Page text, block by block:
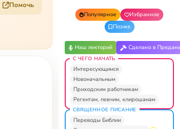
Помочь
Популярное
Избранное
Позже
Наш лекторий Сделано в
С ЧЕГО НАЧАТЬ
Интересующимся
Новоначальным
Приходским работникам
Регентам, певчим, клирошанам
СВЯЩЕННОЕ ПИСАНИЕ
Переводы Библии